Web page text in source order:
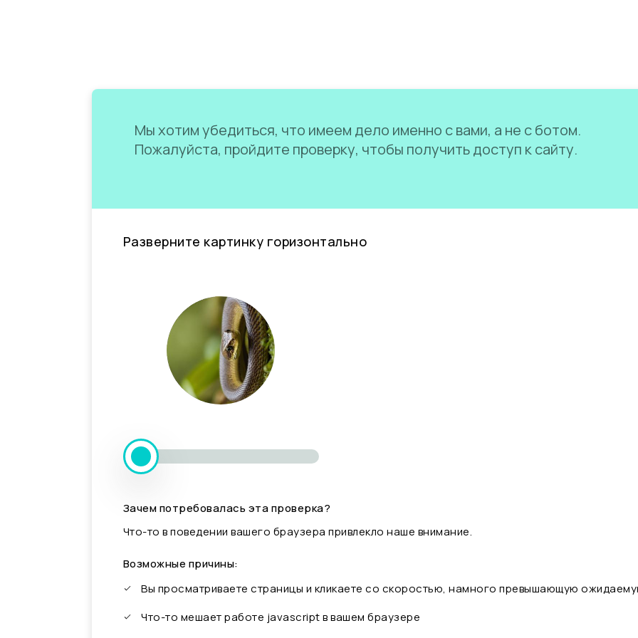
Мы хотим убедиться, что имеем дело именно с вами, а не с ботом.
Пожалуйста, пройдите проверку, чтобы получить доступ к сайту.
Разверните картинку горизонтально
Зачем потребовалась эта проверка?
Что-то в поведении вашего браузера привлекло наше внимание.
Возможные причины:
Вы просматриваете страницы и кликаете со скоростью, намного превышающую
Что-то мешает работе javascript в вашем браузере